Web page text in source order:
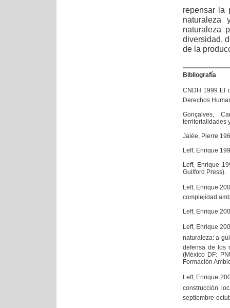
repensar la
naturaleza
naturaleza
diversidad,
de la
Bibliografía
CNDH 1999
Derechos
Gonçalves,
territorialidades
Jalée, Pierre
Leff, Enrique
Leff, Enrique
Guilford Press).
Leff, Enrique
complejidad
Leff, Enrique
Leff, Enrique
naturaleza: a
defensa de los
(México DF:
Formación
Leff, Enrique
construcción
septiembre-